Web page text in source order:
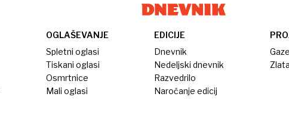
OGLAŠEVANJE
Spletni oglasi
Tiskani oglasi
Osmrtnice
Mali oglasi
EDICIJE
Dnevnik
Nedeljski dnevnik
Razvedrilo
Naročanje edicij